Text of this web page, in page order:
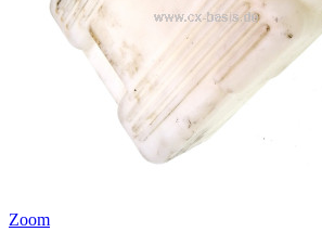
Zoom